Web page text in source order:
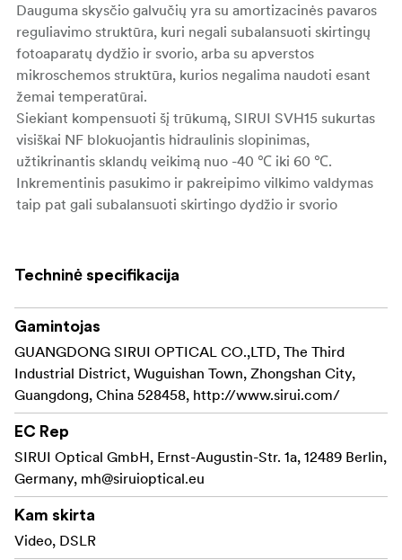
Dauguma skysčio galvučių yra su amortizacinės pavaros
reguliavimo struktūra, kuri negali subalansuoti skirtingų
fotoaparatų dydžio ir svorio, arba su apverstos
mikroschemos struktūra, kurios negalima naudoti esant
žemai temperatūrai.
Siekiant kompensuoti šį trūkumą, SIRUI SVH15 sukurtas
visiškai NF blokuojantis hidraulinis slopinimas,
užtikrinantis sklandų veikimą nuo -40 ℃ iki 60 ℃.
Inkrementinis pasukimo ir pakreipimo vilkimo valdymas
taip pat gali subalansuoti skirtingo dydžio ir svorio
nuo 4 kg iki 15 kg, todėl ji yra universali ir lanksti.
Naudojant skirtingo svorio įrangą, bepakopio pasukimo ir
galvutę bet kurioje padėtyje.
Taip pat galite lanksčiai reguliuoti padėtį, kai pridedate
arba mažinate priedus.
Be to, galvos kampą su sunkia įranga galima lengvai
reguliuoti.
Vietoj tradicinio įterpimo būdo SVH15 galvutėje sukurtas
šoninis įkrovimas
Net ir su sunkia įranga jis taip pat puikiai veikia.
Techninė specifikacija
Gamintojas
GUANGDONG SIRUI OPTICAL CO.,LTD, The Third
Industrial District, Wuguishan Town, Zhongshan City,
Guangdong, China 528458, http://www.sirui.com/
EC Rep
SIRUI Optical GmbH, Ernst-Augustin-Str. 1a, 12489 Berlin,
Germany, mh@siruioptical.eu
Kam skirta
Video, DSLR